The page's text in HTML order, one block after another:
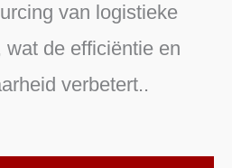
van logistieke
wat de efficiëntie en
verbetert..